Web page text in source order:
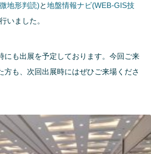
地形判読)と地盤情報ナビ(WEB-GIS技
いました。
にも出展を予定しております。今回ご来
方も、次回出展時にはぜひご来場くださ